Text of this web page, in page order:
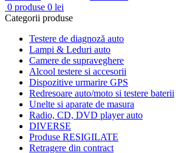
0 produse 0 lei
Categorii produse
Testere de diagnoză auto
Lampi & Leduri auto
Camere de supraveghere
Alcool testere si accesorii
Dispozitive urmarire GPS
Redresoare auto/moto si testere baterii
Unelte si aparate de masura
Radio, CD, DVD player auto
DIVERSE
Produse RESIGILATE
Retragere din contract